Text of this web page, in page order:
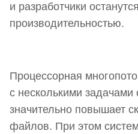
и разработчики
производительностью.
Процессорная
с несколькими
значительно повышает
файлов. При этом